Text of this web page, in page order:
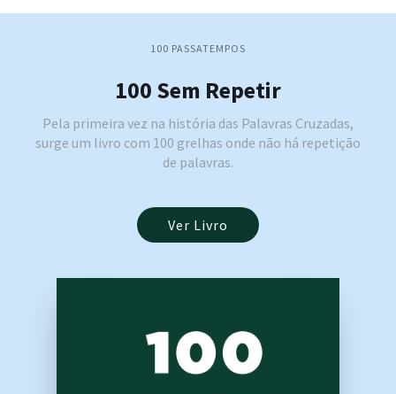
100 PASSATEMPOS
100 Sem Repetir
Pela primeira vez na história das Palavras Cruzadas,
surge um livro com 100 grelhas onde não há repetição
de palavras.
Ver Livro